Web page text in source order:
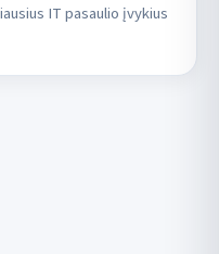
IT pasaulio įvykius